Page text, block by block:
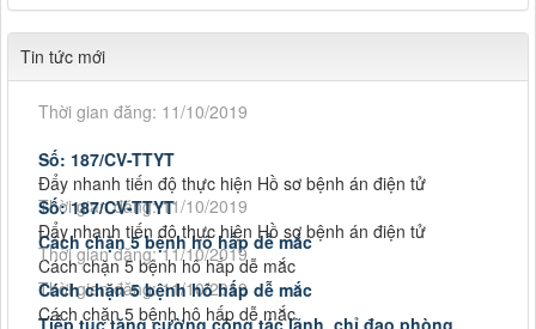
Tin tức mới
Tiếp tục tăng cường công tác lãnh, chỉ đạo phòng, chống
dịch tả lợn châu Phi
Đẩy nhanh tiến độ thực hiện Hồ sơ bệnh án điện tử
Thời gian đăng: 11/10/2019
Cách chặn 5 bệnh hô hấp dễ mắc
Cách chặn 5 bệnh hô hấp dễ mắc
Thời gian đăng: 11/10/2019
Tiếp tục tăng cường công tác lãnh, chỉ đạo phòng,
Số: 187/CV-TTYT
Đẩy nhanh tiến độ thực hiện Hồ sơ bệnh án điện tử
Thời gian đăng: 11/10/2019
Cách chặn 5 bệnh hô hấp dễ mắc
Cách chặn 5 bệnh hô hấp dễ mắc
Thời gian đăng: 11/10/2019